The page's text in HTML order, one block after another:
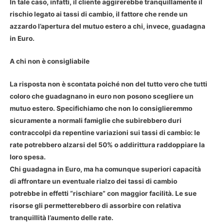
In tale caso, infatti, il cliente aggirerebbe tranquillamente il
rischio legato ai tassi di cambio, il fattore che rende un
azzardo l’apertura del mutuo estero a chi, invece, guadagna
in Euro.
A chi non è consigliabile
La risposta non è scontata poiché non del tutto vero che tutti
coloro che guadagnano in euro non posono scegliere un
mutuo estero. Specifichiamo che non lo consiglieremmo
sicuramente a normali famiglie che subirebbero duri
contraccolpi da repentine variazioni sui tassi di cambio: le
rate potrebbero alzarsi del 50% o addirittura raddoppiare la
loro spesa.
Chi guadagna in Euro, ma ha comunque superiori capacità
di affrontare un eventuale rialzo dei tassi di cambio
potrebbe in effetti “rischiare” con maggior facilità. Le sue
risorse gli permetterebbero di assorbire con relativa
tranquillità l’aumento delle rate.